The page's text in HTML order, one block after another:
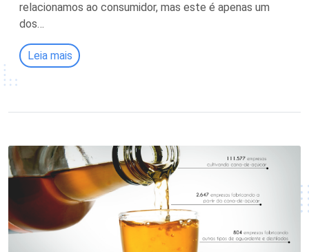
relacionamos ao consumidor, mas este é apenas um
dos…
Leia mais